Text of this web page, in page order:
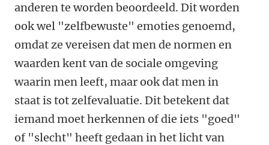
anderen te worden beoordeeld. Dit worden
ook wel "zelfbewuste" emoties genoemd,
omdat ze vereisen dat men de normen en
waarden kent van de sociale omgeving
waarin men leeft, maar ook dat men in
staat is tot zelfevaluatie. Dit betekent dat
iemand moet herkennen of die iets "goed"
of "slecht" heeft gedaan in het licht van